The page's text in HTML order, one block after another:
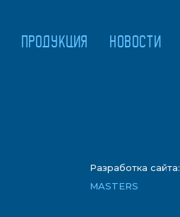
ПРОДУКЦИЯ НОВОСТИ
Разработка сайта:
MASTERS